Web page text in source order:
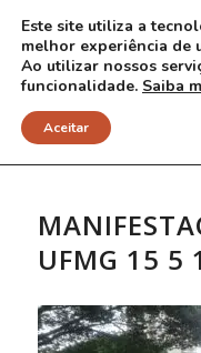
NOTÍCIAS
UFMG 15 5
Este site utiliza a
melhor experiência de
Ao utilizar nossos
funcionalidade. Saiba
Aceitar